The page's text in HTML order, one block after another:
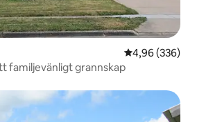
4,96 av 5 i
4,96 (336)
familjevänligt grannskap